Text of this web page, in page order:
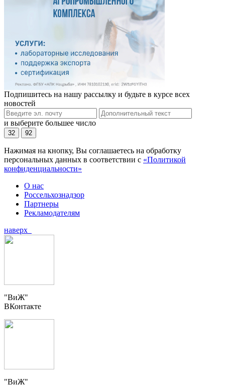
Подпишитесь на нашу рассылку и будьте в курсе всех
новостей
и выберите большее число
32 92
Нажимая на кнопку, Вы соглашаетесь на обработку
персональных данных в соответствии с «Политикой
конфиденциальности»
О нас
Россельхознадзор
Партнеры
Рекламодателям
наверх
"ВиЖ"
ВКонтакте
"ВиЖ"